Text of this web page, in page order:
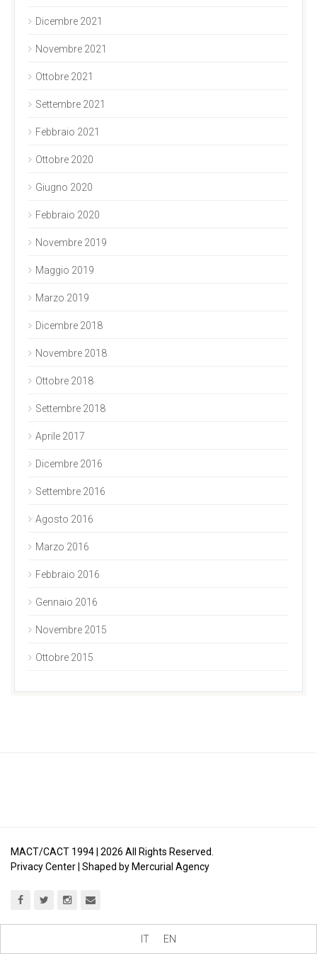
Dicembre 2021
Novembre 2021
Ottobre 2021
Settembre 2021
Febbraio 2021
Ottobre 2020
Giugno 2020
Febbraio 2020
Novembre 2019
Maggio 2019
Marzo 2019
Dicembre 2018
Novembre 2018
Ottobre 2018
Settembre 2018
Aprile 2017
Dicembre 2016
Settembre 2016
Agosto 2016
Marzo 2016
Febbraio 2016
Gennaio 2016
Novembre 2015
Ottobre 2015
MACT/CACT 1994 | 2026 All Rights Reserved.
Privacy Center | Shaped by Mercurial Agency
IT EN